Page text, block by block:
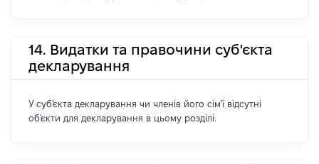
14. Видатки та правочини суб'єкта
декларування
У суб'єкта декларування чи членів його сім'ї відсутні
об'єкти для декларування в цьому розділі.